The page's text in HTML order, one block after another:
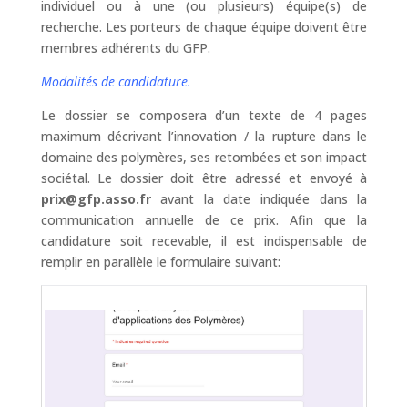
individuel ou à une (ou plusieurs) équipe(s) de
recherche. Les porteurs de chaque équipe doivent être
membres adhérents du GFP.
Modalités de candidature.
Le dossier se composera d’un texte de 4 pages
maximum décrivant l’innovation / la rupture dans le
domaine des polymères, ses retombées et son impact
sociétal. Le dossier doit être adressé et envoyé à
prix@gfp.asso.fravant la date indiquée dans la
communication annuelle de ce prix. Afin que la
candidature soit recevable, il est indispensable de
remplir en parallèle le formulaire suivant: